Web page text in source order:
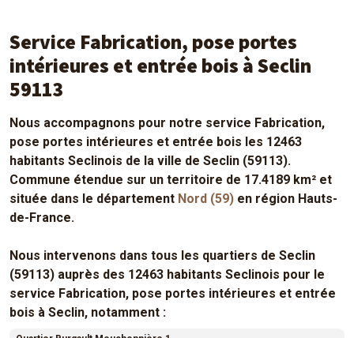
Service Fabrication, pose portes
intérieures et entrée bois à Seclin
59113
Nous accompagnons pour notre service Fabrication,
pose portes intérieures et entrée bois les 12463
habitants Seclinois de la ville de Seclin (59113).
Commune étendue sur un territoire de 17.4189 km² et
située dans le département Nord (59) en région Hauts-
de-France.
Nous intervenons dans tous les quartiers de Seclin
(59113) auprès des 12463 habitants Seclinois pour le
service Fabrication, pose portes intérieures et entrée
bois à Seclin, notamment :